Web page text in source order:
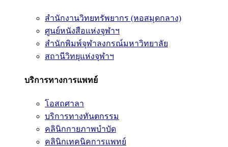
สำนักงานวิทยทรัพยากร (หอสมุดกลาง)
ศูนย์หนังสือแห่งจุฬาฯ
สำนักพิมพ์จุฬาลงกรณ์มหาวิทยาลัย
สถานีวิทยุแห่งจุฬาฯ
บริการทางการแพทย์
โอสถศาลา
บริการทางทันตกรรม
คลินิกกายภาพบำบัด
คลินิกเทคนิคการแพทย์